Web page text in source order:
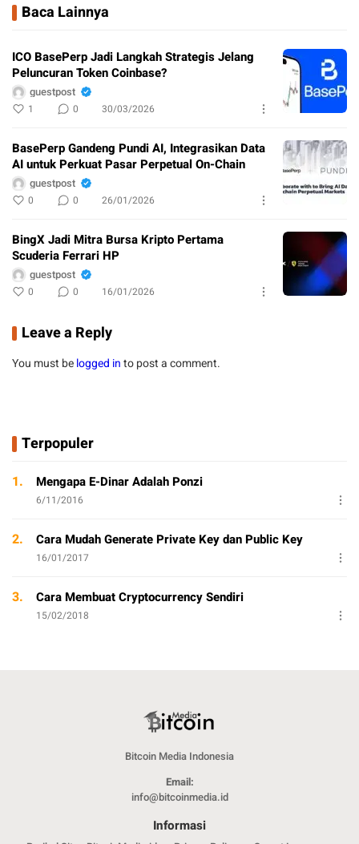
Baca Lainnya
ICO BasePerp Jadi Langkah Strategis Jelang
Peluncuran Token Coinbase?
guestpost
1 0 30/03/2026
BasePerp Gandeng Pundi AI, Integrasikan Data
AI untuk Perkuat Pasar Perpetual On-Chain
guestpost
0 0 26/01/2026
BingX Jadi Mitra Bursa Kripto Pertama
Scuderia Ferrari HP
guestpost
0 0 16/01/2026
Leave a Reply
You must belogged into post a comment.
Terpopuler
1. Mengapa E-Dinar Adalah Ponzi
6/11/2016
2. Cara Mudah Generate Private Key dan Public Key
16/01/2017
3. Cara Membuat Cryptocurrency Sendiri
15/02/2018
Bitcoin Media Indonesia
Email:
info@bitcoinmedia.id
Informasi